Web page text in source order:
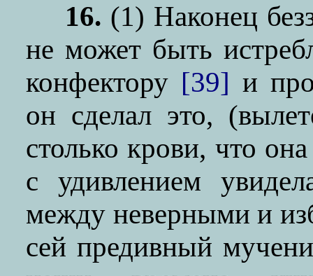
16. (1) Наконец
не может быть
конфектору [39] и
он сделал это,
столько крови, что
с удивлением
между неверными и
сей предивный